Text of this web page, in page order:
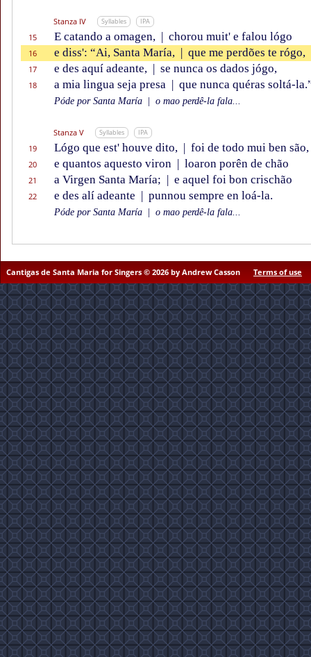
Stanza IV Syllables IPA
15 E catando a omagen, | chorou muit' e falou lógo
16 e diss': “Ai, Santa María, | que me perdões te rógo,
17 e des aquí adeante, | se nunca os dados jógo,
18 a mia lingua seja presa | que nunca quéras soltá-
Póde por Santa María o mao perdê-la fala...
Stanza V Syllables IPA
19 Lógo que est' houve dito, | foi de todo mui ben são,
20 e quantos aquesto viron | loaron porên de chão
21 a Virgen Santa María; | e aquel foi bon crischão
22 e des alí adeante | punnou sempre en loá-la.
Póde por Santa María o mao perdê-la fala...
Cantigas de Santa Maria for Singers © 2026 by Andrew Casson Terms of use